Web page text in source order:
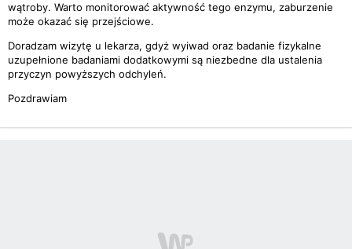
wątroby. Warto monitorować aktywność tego enzymu, zaburzenie
może okazać się przejściowe.
Doradzam wizytę u lekarza, gdyż wyiwad oraz badanie fizykalne
uzupełnione badaniami dodatkowymi są niezbedne dla ustalenia
przyczyn powyższych odchyleń.
Pozdrawiam